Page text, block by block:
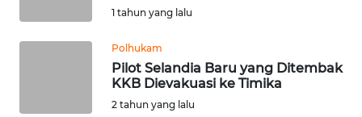
1 tahun yang lalu
Polhukam
Pilot Selandia Baru yang Ditembak
KKB Dievakuasi ke Timika
2 tahun yang lalu